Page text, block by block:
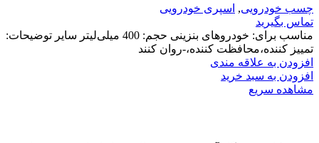
چسب خودرویی, اسپری خودرویی
تماس بگیرید
مناسب برای: خودروهای بنزینی حجم: 400 میلی‌لیتر
سایر توضیحات:
تمییز کننده،محافظت کننده،-روان کنند
افزودن به علاقه مندی
افزودن به سبد خرید
مشاهده سریع